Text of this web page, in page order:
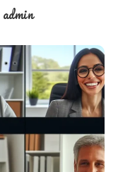
admin